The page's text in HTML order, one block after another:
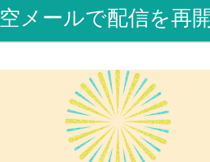
空メールで配信を再